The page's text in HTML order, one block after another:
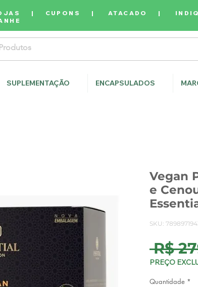
| CUPONS |ATACADO |
Vegan
e
SKU:
R$
PREÇO
Quantidade *
SUPLEMENTAÇÃO ENCAPSULADOS